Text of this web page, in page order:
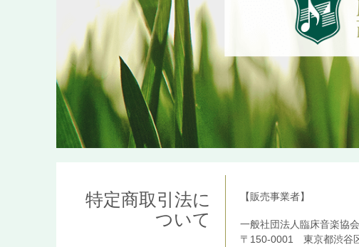
特定商取引法に
ついて
【販売事業者】
一般社団法人臨床音楽協会
〒150-0001 東京都渋谷